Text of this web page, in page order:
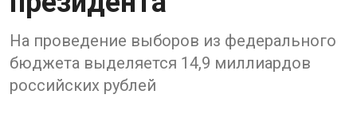
На проведение выборов из федерального
бюджета выделяется 14,9 миллиардов
российских рублей